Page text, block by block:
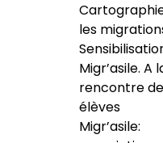
les
Migr’asile. A
rencontre
élèves
Migr’asile: